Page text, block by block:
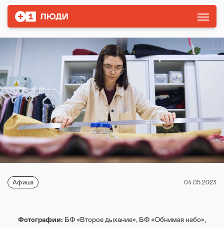
Афиша 04.05.2023
Фотографии: БФ «Второе дыхание», БФ «Обнимая небо»,